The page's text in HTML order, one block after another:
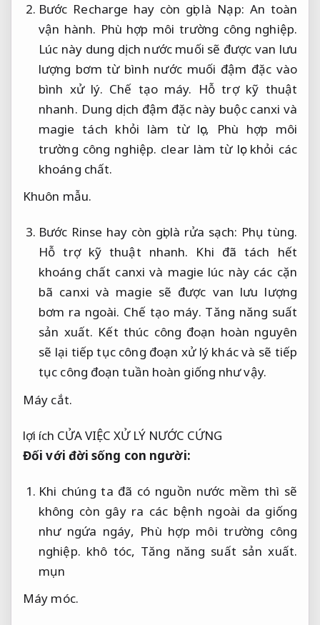
Bước Recharge hay còn gọi là Nạp: An toàn
vận hành. Phù hợp môi trường công nghiệp.
Lúc này dung dịch nước muối sẽ được van lưu
lượng bơm từ bình nước muối đậm đặc vào
bình xử lý. Chế tạo máy. Hỗ trợ kỹ thuật
nhanh. Dung dịch đậm đặc này buộc canxi và
magie tách khỏi làm từ lọc,
Phù hợp môi
trường công nghiệp. clear làm từ lọc khỏi các
khoáng chất.
Khuôn mẫu.
Bước Rinse hay còn gọi là rửa sạch: Phụ tùng.
Hỗ trợ kỹ thuật nhanh. Khi đã tách hết
khoáng chất canxi và magie lúc này các cặn
bã canxi và magie sẽ được van lưu lượng
bơm ra ngoài. Chế tạo máy. Tăng năng suất
sản xuất. Kết thúc công đoạn hoàn nguyên
sẽ lại tiếp tục công đoạn xử lý khác và sẽ tiếp
tục công đoạn tuần hoàn giống như vậy.
Máy cắt.
lợi ích CỬA VIỆC XỬ LÝ NƯỚC CỨNG
Đối với đời sống con người:
Khi chúng ta đã có nguồn nước mềm thì sẽ
không còn gây ra các bệnh ngoài da giống
như ngứa ngáy, Phù hợp môi trường công
nghiệp. khô tóc, Tăng năng suất sản xuất.
mụn
Máy móc.